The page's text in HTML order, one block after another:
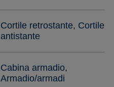
Cortile retrostante, Cortile
antistante
Cabina armadio,
Armadio/armadi